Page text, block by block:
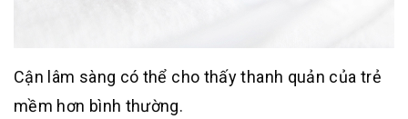
Cận lâm sàng có thể cho thấy thanh quản của trẻ
mềm hơn bình thường.